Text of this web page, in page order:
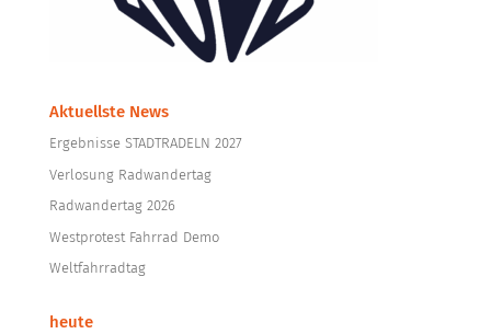
Aktuellste News
Ergebnisse STADTRADELN 2027
Verlosung Radwandertag
Radwandertag 2026
Westprotest Fahrrad Demo
Weltfahrradtag
heute